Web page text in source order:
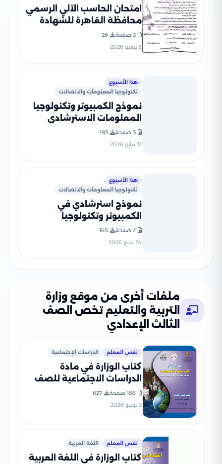
امتحان الحاسب الآلي الرسمي
محافظة القاهرة للشهادة
نموذج الإجابة
3 صفحة
26
5 يونيو 2026
هذا الأسبوع
تكنولوجيا المعلومات والاتصالات
نموذج الكمبيوتر وتكنولوجيا
المعلومات الاسترشادي
للشهادة الإعدادية بالسويس
الترم الثاني 2026 PDF
3 صفحة
193
31 مايو 2026
هذا الأسبوع
تكنولوجيا المعلومات والاتصالات
نموذج استرشادي في
الكمبيوتر وتكنولوجيا
المعلومات للصف الثالث
2 صفحة
165
24 مايو 2026
ملفات أخرى من موقع وزارة
التربية والتعليم تخص الصف
الثالث الإعدادي
نفس المعلم الدراسات الإجتماعية
كتاب الوزارة في مادة
الدراسات الاجتماعية للصف
PDF
186 صفحة
627
3 يونيو 2026
نفس المعلم اللغة العربية
كتاب الوزارة فى اللغة العربية